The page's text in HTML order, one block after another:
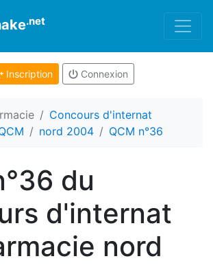
.net
Inscription Connexion
Concours d'internat
nord 2004 QCM n°36
du
d'internat
nord